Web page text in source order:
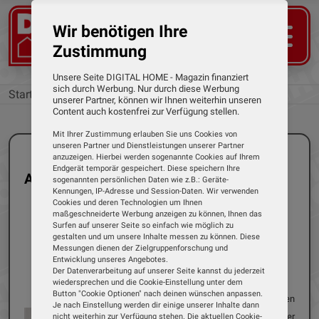
Startseite Marken
Alle Tests der Marke: ABUS
Einzeltest
Smarte Türschlosser
27.08.2025
ABUS - Loxeris One
Der Name ABUS steht seit über 100 Jahren
für innovative Schließsysteme. Der
Wir benötigen Ihre
Zustimmung
Unsere Seite DIGITAL HOME - Magazin finanziert
sich durch Werbung. Nur durch diese Werbung
unserer Partner, können wir Ihnen weiterhin unseren
Content auch kostenfrei zur Verfügung stellen.
Mit Ihrer Zustimmung erlauben Sie uns Cookies von
unseren Partner und Dienstleistungen unserer Partner
anzuzeigen. Hierbei werden sogenannte Cookies auf Ihrem
Endgerät temporär gespeichert. Diese speichern Ihre
sogenannten persönlichen Daten wie z.B.: Geräte-
Kennungen, IP-Adresse und Session-Daten. Wir verwenden
Cookies und deren Technologien um Ihnen
maßgeschneiderte Werbung anzeigen zu können, Ihnen das
Surfen auf unserer Seite so einfach wie möglich zu
gestalten und um unsere Inhalte messen zu können. Diese
Messungen dienen der Zielgruppenforschung und
Entwicklung unseres Angebotes.
Der Datenverarbeitung auf unserer Seite kannst du jederzeit
wiedersprechen und die Cookie-Einstellung unter dem
Button "Cookie Optionen" nach deinen wünschen anpassen.
Je nach Einstellung werden dir einige unserer Inhalte dann
nicht weiterhin zur Verfügung stehen. Die aktuellen Cookie-